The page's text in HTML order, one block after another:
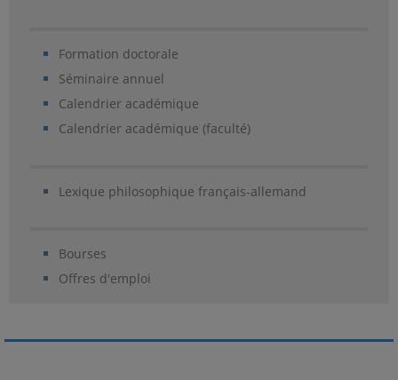
Formation doctorale
Séminaire annuel
Calendrier académique
Calendrier académique (faculté)
Lexique philosophique français-allemand
Bourses
Offres d'emploi